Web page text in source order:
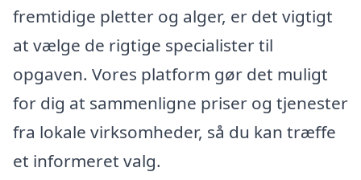
fremtidige pletter og alger, er det vigtigt
at vælge de rigtige specialister til
opgaven. Vores platform gør det muligt
for dig at sammenligne priser og tjenester
fra lokale virksomheder, så du kan træffe
et informeret valg.